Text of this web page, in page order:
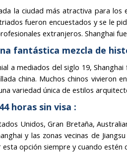
la ciudad más atractiva para
fueron encuestados y se le
extranjeros. Shanghai
fantástica mezcla de
a mediados del siglo 19,
china. Muchos chinos vivieron
variedad única de estilos
horas sin visa :
Unidos, Gran Bretaña,
y las zonas vecinas de
esta opción siempre y cuando